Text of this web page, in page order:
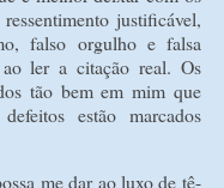
justificável,
falso orgulho e falsa
ler a citação real. Os
tão bem em mim que
estão marcados
me dar ao luxo de tê-